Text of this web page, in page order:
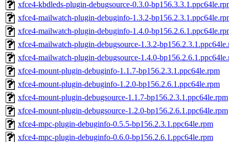
xfce4-kbdleds-plugin-debugsource-0.3.0-
xfce4-mailwatch-plugin-debuginfo-1.3.2-
xfce4-mailwatch-plugin-debuginfo-1.4.0-
xfce4-mailwatch-plugin-debugsource-1.3.2-
xfce4-mailwatch-plugin-debugsource-1.4.0-
xfce4-mount-plugin-debuginfo-1.1.7-bp156.2.3.1.ppc64le.rpm
xfce4-mount-plugin-debuginfo-1.2.0-bp156.2.6.1.ppc64le.rpm
xfce4-mount-plugin-debugsource-1.1.7-bp156.2.3.1.ppc64le.rpm
xfce4-mount-plugin-debugsource-1.2.0-bp156.2.6.1.ppc64le.rpm
xfce4-mpc-plugin-debuginfo-0.5.5-bp156.2.3.1.ppc64le.rpm
xfce4-mpc-plugin-debuginfo-0.6.0-bp156.2.6.1.ppc64le.rpm